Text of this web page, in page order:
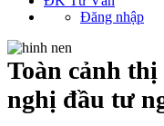
Đăng nhập
Toàn cảnh
nghị đầu tư